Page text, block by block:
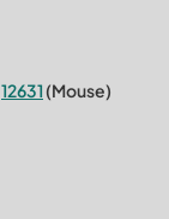
12631 (Mouse)